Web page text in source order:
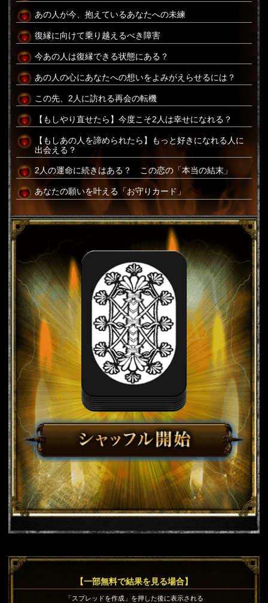
あの人が今、抱えているあなたへの未練
復縁に向けて乗り越えるべき障害
今あの人は復縁できる状態にある？
あの人の心にあなたへの想いをよみがえらせるには？
この先、2人に訪れる再会の転機
【もしやり直せたら】今度こそ2人は幸せになれる？
【もしあの人を諦められたら】もっと好きになれる人に
出会える？
2人の運命に続きはある？ この恋の「本当の結末」
あなたの願いを叶える「お守りカード」
【一部無料で結果を見る場合】
「スプレッドを作成」を押した後に表示される